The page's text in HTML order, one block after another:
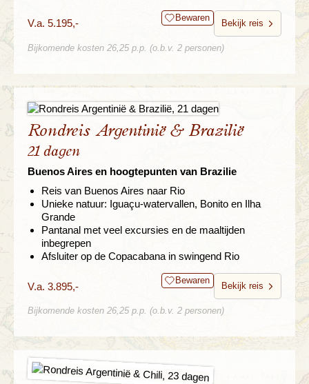
V.a. 5.195,- Bewaren
Bekijk reis
Bijkomende kosten 26,25 p.p. (o.b.v. 2 personen)
Rondreis Argentinië & Brazilië
21 dagen
Buenos Aires en hoogtepunten van Brazilie
Reis van Buenos Aires naar Rio
Unieke natuur: Iguaçu-watervallen, Bonito en Ilha
Grande
Pantanal met veel excursies en de maaltijden
inbegrepen
Afsluiter op de Copacabana in swingend Rio
V.a. 3.895,- Bewaren
Bekijk reis
Bijkomende kosten 26,25 p.p. (o.b.v. 2 personen)